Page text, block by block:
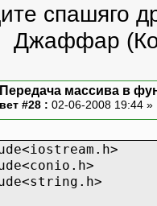
спашяго
Передача массива в
#28 : 02-06-2008 19:44 »